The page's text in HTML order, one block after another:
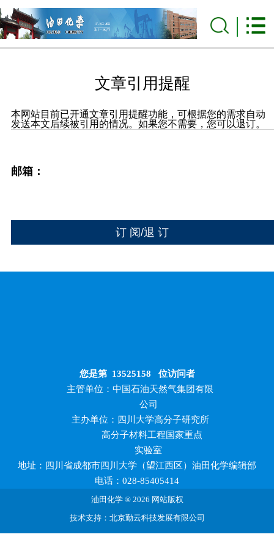
文章引用提醒
本网站目前已开通文章引用提醒功能，可根据您的需求自动
发送本文后续被引用的情况。如果您不需要，您可以退订。
邮箱：
您是第 13525158 位访问者
主管单位：中国石油天然气集团有限
公司
主办单位：四川大学高分子研究所
高分子材料工程国家重点
实验室
地址：四川省成都市四川大学（望江西区）油田化学编辑部
电话：028-85405414
油田化学 ® 2026 网站版权
技术支持：北京勤云科技发展有限公司